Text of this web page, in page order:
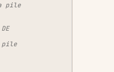
pile
pile